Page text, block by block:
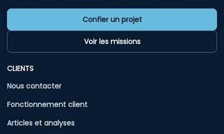
Confier un projet
Voir les missions
CLIENTS
Nous contacter
Fonctionnement client
Articles et analyses